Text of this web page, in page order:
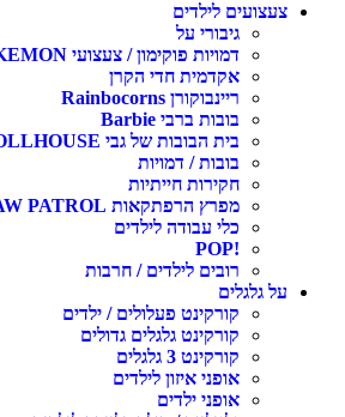
צעצועים לילדים
גיבורי על
דמויות פוקימון / צעצועי POKEMON
אקדמית חדי הקרן
ריינבוקורן Rainbocorns
בובות ברבי Barbie
בית הבובות של גבי GABBY'S DOLLHOUSE
בובות / דמויות
חקירות חייתיות
מפרץ הרפתקאות PAW PATROL
כלי עבודה לילדים
!POP
רובים לילדים / חרבות
על גלגלים
קורקינט פעלולים / ילדים
קורקינט גלגלים גדולים
קורקינט 3 גלגלים
אופני איזון לילדים
אופני ילדים